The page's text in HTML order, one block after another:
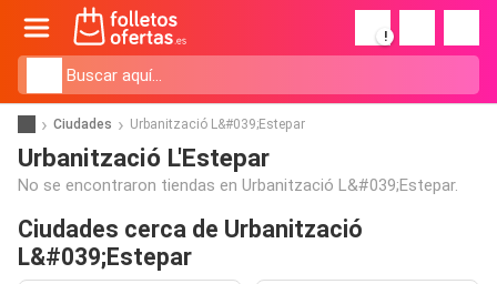
!
Ciudades Urbanització L&#039;Estepar
Urbanització L'Estepar
No se encontraron tiendas en Urbanització L&#039;Estepar.
Ciudades cerca de Urbanització
L&#039;Estepar